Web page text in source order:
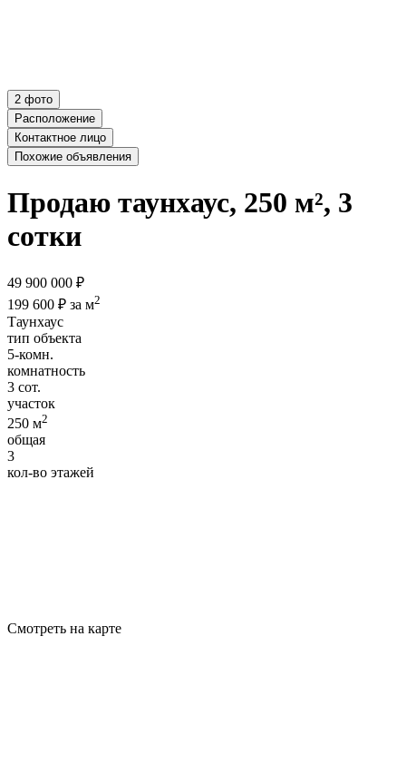
2 фото
Расположение
Контактное лицо
Похожие объявления
Продаю таунхаус, 250 м², 3
сотки
49 900 000 ₽
199 600 ₽ за м2
Таунхаус
тип объекта
5-комн.
комнатность
3 сот.
участок
250 м2
общая
3
кол-во этажей
Смотреть на карте